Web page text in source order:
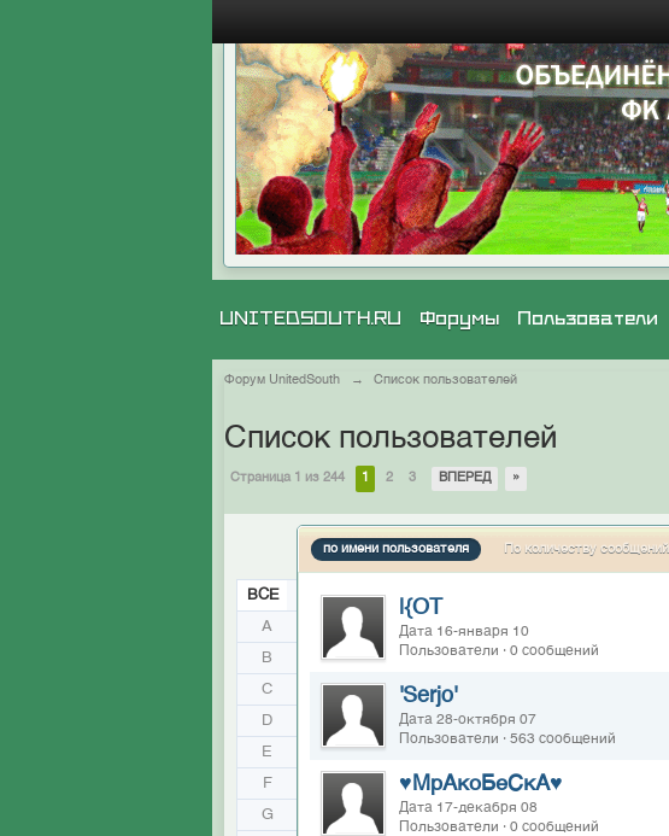
UNITEDSOUTH.RU Форумы Пользователи
Форум UnitedSouth → Список пользователей
Список пользователей
Страница 1 из 244 1 2 3 ВПЕРЕД »
ВСЕ
A
B
C
D
E
F
G
по имени пользователя По количеству сообщений
|{OT
Дата 16-января 10
Пользователи · 0 сообщений
'Serjo'
Дата 28-октября 07
Пользователи · 563 сообщений
♥МрАкоБеСкА♥
Дата 17-декабря 08
Пользователи · 0 сообщений